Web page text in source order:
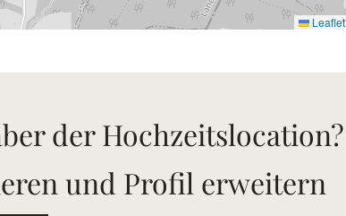
Leaflet
der Hochzeitslocation?
und Profil erweitern